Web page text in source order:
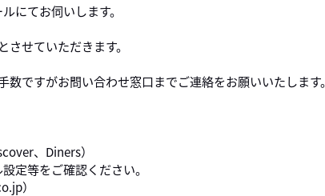
にてお伺いします。
せていただきます。
ですがお問い合わせ窓口までご連絡をお願いいたします。
、Diners）
定等をご確認ください。
）